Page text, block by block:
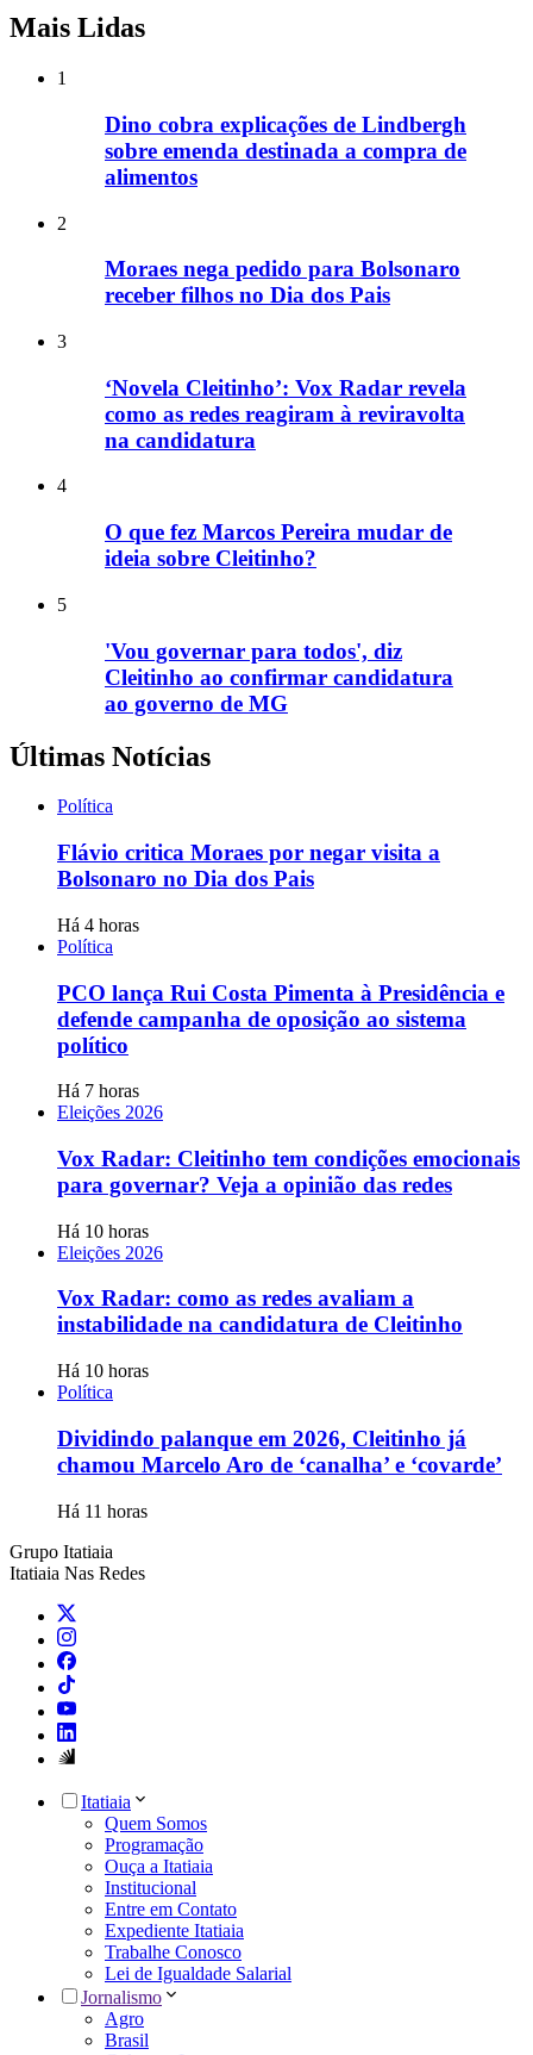
Mais Lidas
1
Dino cobra explicações de Lindbergh
sobre emenda destinada a compra de
alimentos
2
Moraes nega pedido para Bolsonaro
receber filhos no Dia dos Pais
3
‘Novela Cleitinho’: Vox Radar revela
como as redes reagiram à reviravolta
na candidatura
4
O que fez Marcos Pereira mudar de
ideia sobre Cleitinho?
5
'Vou governar para todos', diz
Cleitinho ao confirmar candidatura
ao governo de MG
Últimas Notícias
Política
Flávio critica Moraes por negar visita a
Bolsonaro no Dia dos Pais
Há 4 horas
Política
PCO lança Rui Costa Pimenta à Presidência e
defende campanha de oposição ao sistema
político
Há 7 horas
Eleições 2026
Vox Radar: Cleitinho tem condições emocionais
para governar? Veja a opinião das redes
Há 10 horas
Eleições 2026
Vox Radar: como as redes avaliam a
instabilidade na candidatura de Cleitinho
Há 10 horas
Política
Dividindo palanque em 2026, Cleitinho já
chamou Marcelo Aro de ‘canalha’ e ‘covarde’
Há 11 horas
Grupo Itatiaia
Itatiaia Nas Redes
Itatiaia
Quem Somos
Programação
Ouça a Itatiaia
Institucional
Entre em Contato
Expediente Itatiaia
Trabalhe Conosco
Lei de Igualdade Salarial
Jornalismo
Agro
Brasil